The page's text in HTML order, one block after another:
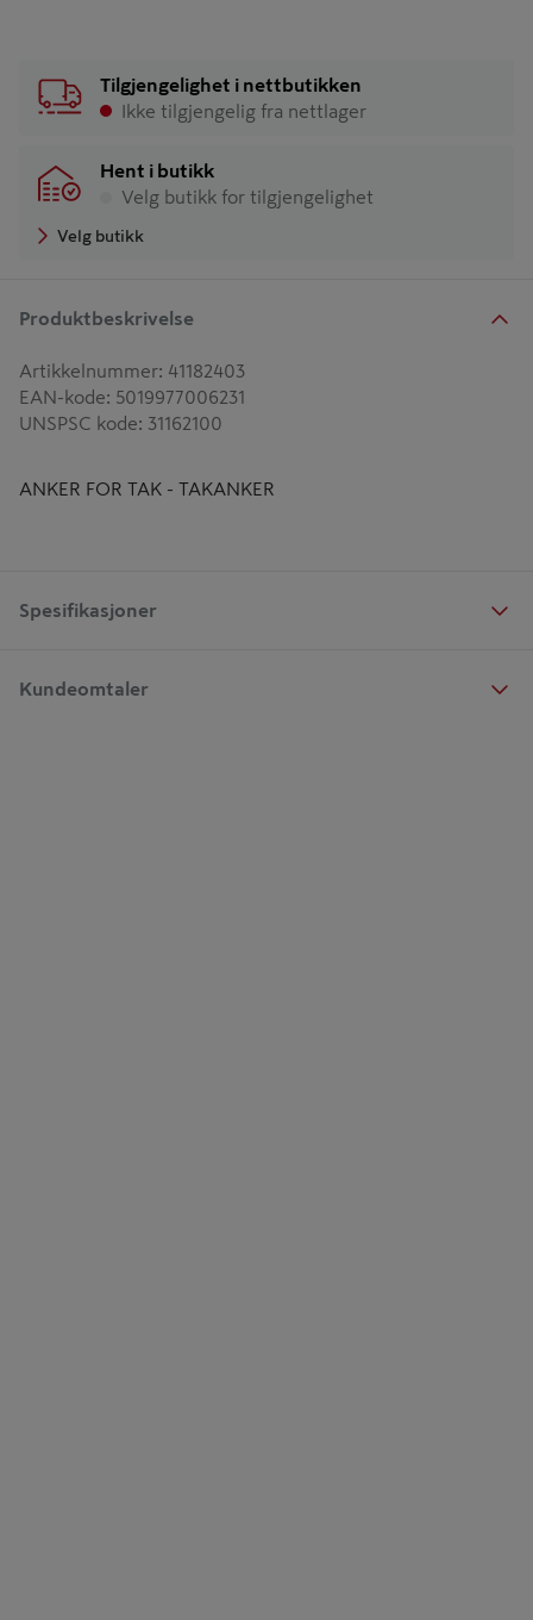
Tilgjengelighet i nettbutikken
Ikke tilgjengelig fra nettlager
Hent i butikk
Velg butikk for tilgjengelighet
Velg butikk
Produktbeskrivelse
Artikkelnummer: 41182403
EAN-kode: 5019977006231
UNSPSC kode: 31162100
ANKER FOR TAK - TAKANKER
Spesifikasjoner
Kundeomtaler